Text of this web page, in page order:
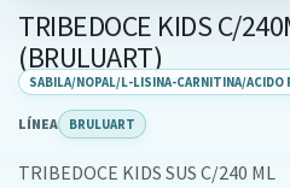
TRIBEDOCE KIDS C/
(BRULUART)
SABILA/NOPAL/L-LISINA-CARNITINA/
LÍNEA BRULUART
TRIBEDOCE KIDS SUS C/240 ML